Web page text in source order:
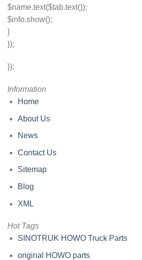
$name.text($tab.text());
$info.show();
}
});
});
Information
Home
About Us
News
Contact Us
Sitemap
Blog
XML
Hot Tags
SINOTRUK HOWO Truck Parts
original HOWO parts